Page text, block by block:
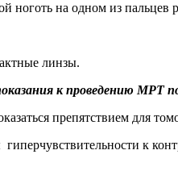
ноготь на одном из пальцев
линзы.
к проведению МРТ
препятствием для
к